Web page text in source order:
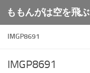
コンテンツへスキップ
ももんがは空を飛ぶ
IMGP8691
IMGP8691